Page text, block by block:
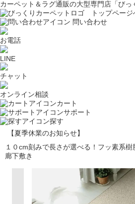
カーペット＆ラグ通販の大型専門店「びっ
問い合わせ
お電話
LINE
チャット
オンライン相談
カート
サポート
探す
【夏季休業のお知らせ】
１０cm刻みで長さが選べる！フッ素系
廊下敷き